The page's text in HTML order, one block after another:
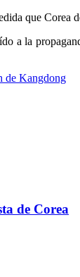
que Corea
a la
de Kangdong
de Corea